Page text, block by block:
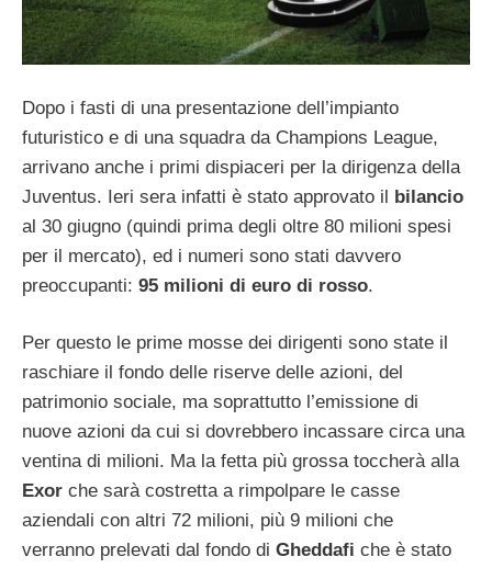
Dopo i fasti di una presentazione dell’impianto
futuristico e di una squadra da Champions League,
arrivano anche i primi dispiaceri per la dirigenza della
Juventus. Ieri sera infatti è stato approvato il bilancio
al 30 giugno (quindi prima degli oltre 80 milioni spesi
per il mercato), ed i numeri sono stati davvero
preoccupanti: 95 milioni di euro di rosso.
Per questo le prime mosse dei dirigenti sono state il
raschiare il fondo delle riserve delle azioni, del
patrimonio sociale, ma soprattutto l’emissione di
nuove azioni da cui si dovrebbero incassare circa una
ventina di milioni. Ma la fetta più grossa toccherà alla
Exor che sarà costretta a rimpolpare le casse
aziendali con altri 72 milioni, più 9 milioni che
verranno prelevati dal fondo di Gheddafi che è stato